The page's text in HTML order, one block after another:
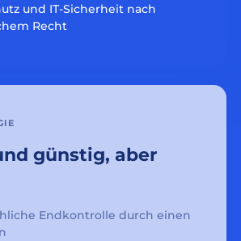
und IT-Sicherheit nach
Recht
günstig, aber
Endkontrolle durch einen